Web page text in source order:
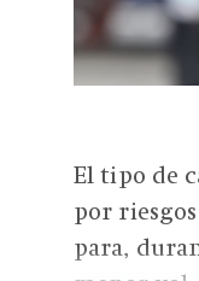
El tipo de
por
para,